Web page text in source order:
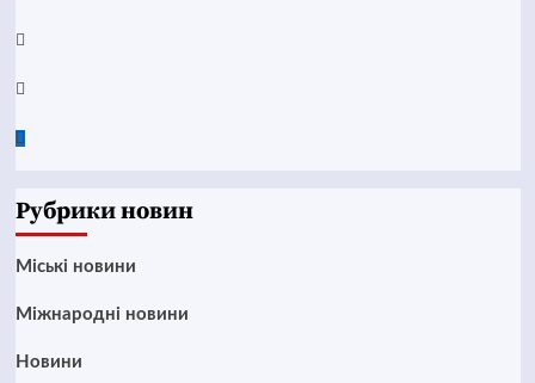
Instagram
Twitter
Google
Рубрики новин
Mіські новини
Міжнародні новини
Новини